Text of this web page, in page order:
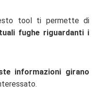
tool ti permette di
fughe riguardanti i
informazioni girano